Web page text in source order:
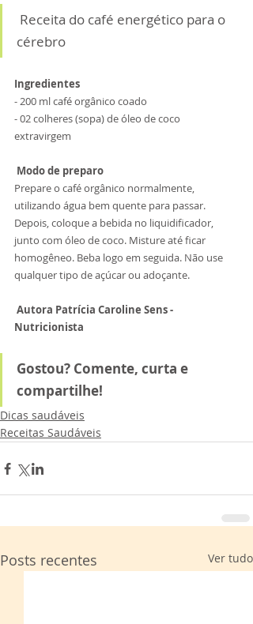
cérebro
Ingredientes
- 200 ml café orgânico coado
- 02 colheres (sopa) de óleo de coco
extravirgem
Modo de preparo
Prepare o café orgânico normalmente,
utilizando água bem quente para passar.
Depois, coloque a bebida no liquidificador,
junto com óleo de coco. Misture até ficar
homogêneo. Beba logo em seguida. Não use
qualquer tipo de açúcar ou adoçante. ⠀ ⠀
Autora Patrícia Caroline Sens -
Nutricionista
Gostou? Comente, curta e
compartilhe!
Dicas saudáveis
Receitas Saudáveis
Posts recentes Ver tudo